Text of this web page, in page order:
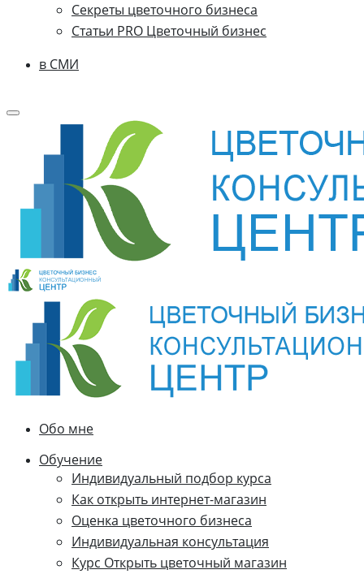
Секреты цветочного бизнеса
Статьи PRO Цветочный бизнес
в СМИ
Обо мне
Обучение
Индивидуальный подбор курса
Как открыть интернет-магазин
Оценка цветочного бизнеса
Индивидуальная консультация
Курс Открыть цветочный магазин